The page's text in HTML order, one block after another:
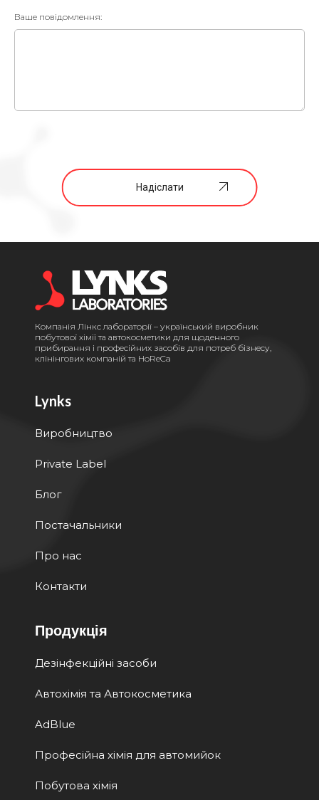
Ваше повідомлення:
Надіслати
Компанія Лінкс лабораторії – український виробник
побутової хімії та автокосметики для щоденного
прибирання і професійних засобів для потреб бізнесу,
клінінгових компаній та HoReCa
Lynks
Виробництво
Private Label
Блог
Постачальники
Про нас
Контакти
Продукція
Дезінфекційні засоби
Автохімія та Автокосметика
AdBlue
Професійна хімія для автомийок
Побутова хімія